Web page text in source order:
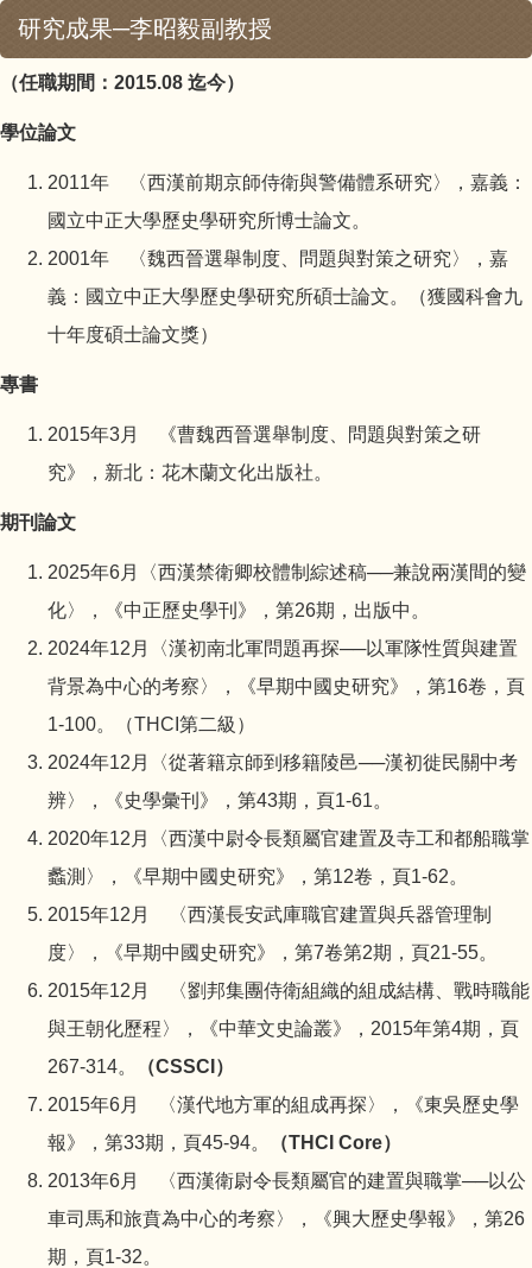
研究成果─李昭毅副教授
（任職期間：2015.08 迄今）
學位論文
2011年 〈西漢前期京師侍衛與警備體系研究〉，嘉義：
國立中正大學歷史學研究所博士論文。
2001年 〈魏西晉選舉制度、問題與對策之研究〉，嘉
義：國立中正大學歷史學研究所碩士論文。（獲國科會九
十年度碩士論文獎）
專書
2015年3月 《曹魏西晉選舉制度、問題與對策之研
究》，新北：花木蘭文化出版社。
期刊論文
2025年6月〈西漢禁衛卿校體制綜述稿──兼說兩漢間的變
化〉，《中正歷史學刊》，第26期，出版中。
2024年12月
〈漢初南北軍問題再探──以軍隊性質與建置
背景為中心的考察〉，《早期中國史研究》，第16卷，頁
1-100。（THCI第二級）
2024年12月〈從著籍京師到移籍陵邑──漢初徙民關中考
辨〉，《史學彙刊》，第43期，頁1-61。
2020年12月〈西漢中尉令長類屬官建置及寺工和都船職掌
蠡測〉，《早期中國史研究》，第12卷，頁1-62。
2015年12月 〈西漢長安武庫職官建置與兵器管理制
度〉，《早期中國史研究》，第7卷第2期，頁21-55。
2015年12月 〈劉邦集團侍衛組織的組成結構、戰時職能
與王朝化歷程〉，《中華文史論叢》，2015年第4期，頁
267-314。
（CSSCI）
2015年6月 〈漢代地方軍的組成再探〉，《東吳歷史學
報》，第33期，頁45-94。
（THCI Core）
2013年6月 〈西漢衛尉令長類屬官的建置與職掌──以公
車司馬和旅賁為中心的考察〉，《興大歷史學報》，第26
期，頁1-32。